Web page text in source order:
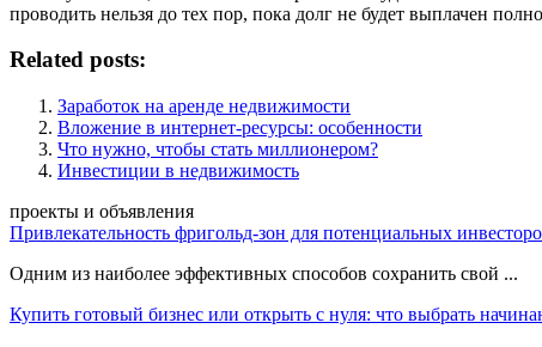
проводить нельзя до тех пор, пока долг не будет выплачен
Related posts:
Заработок на аренде недвижимости
Вложение в интернет-ресурсы: особенности
Что нужно, чтобы стать миллионером?
Инвестиции в недвижимость
проекты и объявления
Привлекательность фригольд-зон для потенциальных
Одним из наиболее эффективных способов сохранить свой ...
Купить готовый бизнес или открыть с нуля: что выбрать